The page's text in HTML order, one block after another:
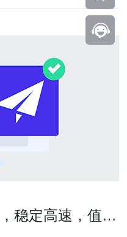
稳定高速，值得